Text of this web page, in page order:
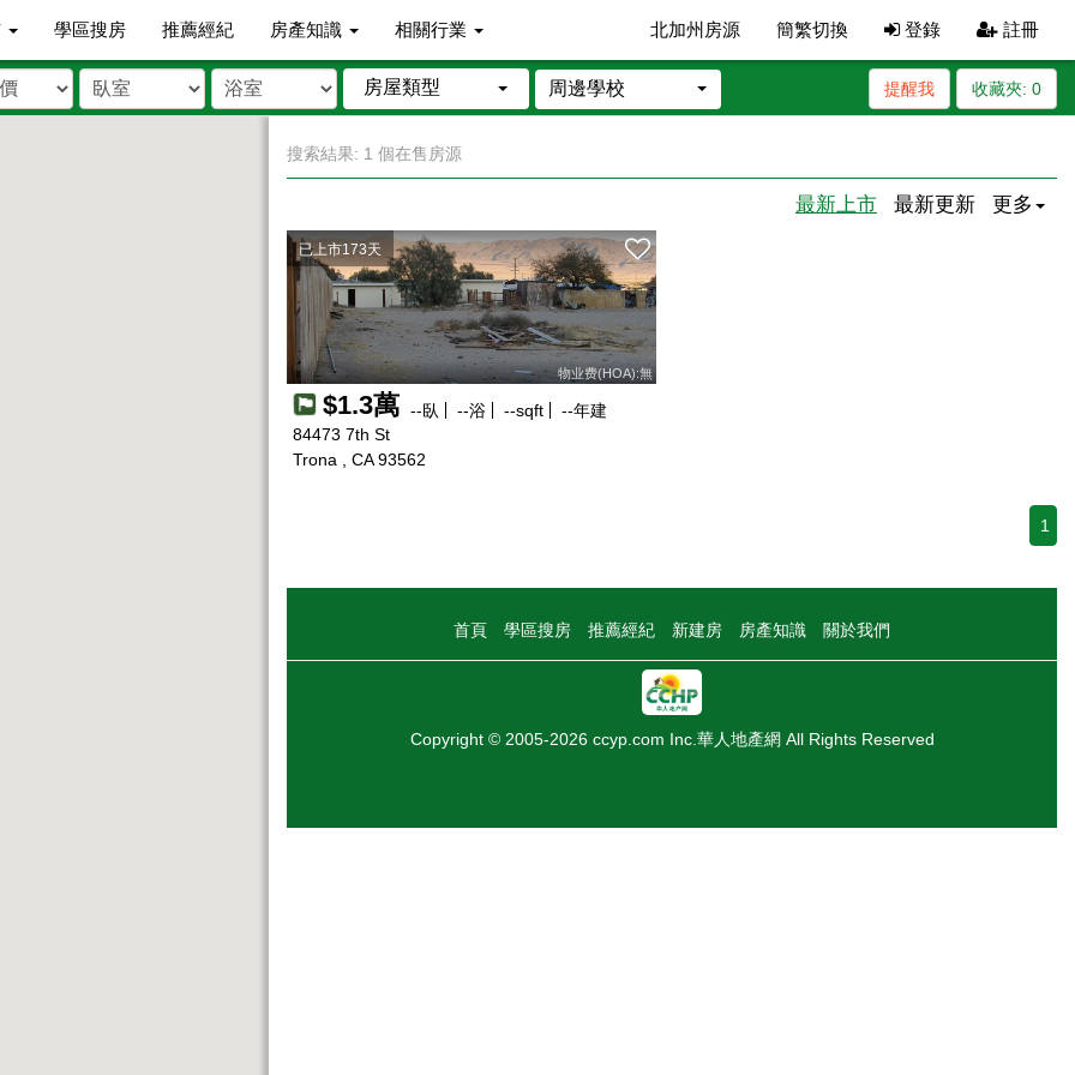
學區搜房 推薦經紀 房產知識 相關行業 北加州房源 簡繁切換 登錄 註冊
房屋類型 周邊學校 收藏夾: 0
提醒我
搜索結果: 1 個在售房源
最新上市 最新更新 更多
已上市173天
物业费(HOA):無
$1.3萬 --臥 --浴 --sqft --年建
84473 7th St
Trona , CA 93562
1
首頁 學區搜房 推薦經紀 新建房 房產知識 關於我們
Copyright © 2005-2026 ccyp.com Inc.華人地產網 All Rights Reserved